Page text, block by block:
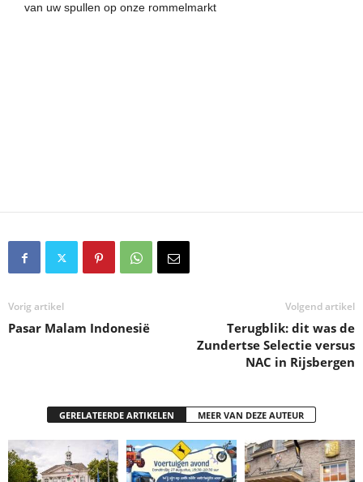
van uw spullen op onze rommelmarkt
Vorig artikel
Pasar Malam Indonesië
Volgend artikel
Terugblik: dit was de
Zundertse Selectie versus
NAC in Rijsbergen
GERELATEERDE ARTIKELEN MEER VAN DEZE AUTEUR